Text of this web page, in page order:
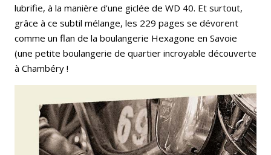
lubrifie, à la manière d'une giclée de WD 40. Et surtout,
grâce à ce subtil mélange, les 229 pages se dévorent
comme un flan de la boulangerie Hexagone en Savoie
(une petite boulangerie de quartier incroyable découverte
à Chambéry !